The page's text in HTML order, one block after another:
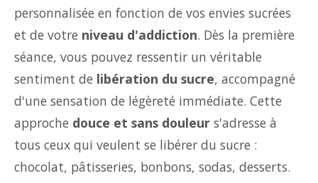
personnalisée en fonction de vos envies sucrées
et de votre niveau d'addiction. Dès la première
séance, vous pouvez ressentir un véritable
sentiment de libération du sucre, accompagné
d'une sensation de légèreté immédiate. Cette
approche douce et sans douleur s'adresse à
tous ceux qui veulent se libérer du sucre :
chocolat, pâtisseries, bonbons, sodas, desserts.